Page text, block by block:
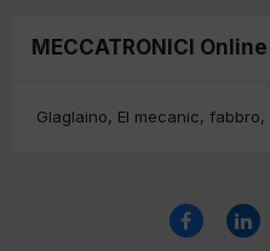
MECCATRONICI Online
Glaglaino El mecanic fabbro